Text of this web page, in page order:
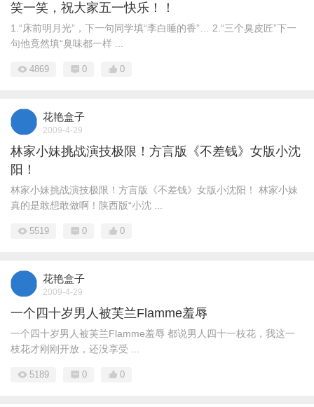
笑一笑，祝大家五一快乐！！
1.“床前明月光”，下一句同学填“李白睡的香”… 2.“三个臭皮匠”下一
句他竟然填“臭味都一样 ...
4869 0 0
花艳盒子
2009-4-29
林家小妹挑战演技极限！方言版《不差钱》女版小沈
阳！
林家小妹挑战演技极限！方言版《不差钱》女版小沈阳！ 林家小妹
真的是敢想敢做啊！陕西版“小沈 ...
5519 0 0
花艳盒子
2009-4-29
一个四十岁男人被芙兰Flamme羞辱
一个四十岁男人被芙兰Flamme羞辱 都说男人四十一枝花，我这一
枝花才刚刚开放，还没享受 ...
5189 0 0